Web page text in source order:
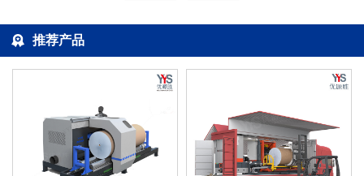
推荐产品